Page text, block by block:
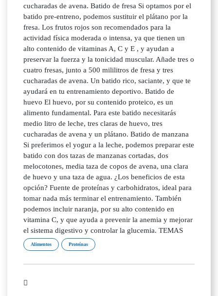
cucharadas de avena. Batido de fresa Si optamos por el
batido pre-entreno, podemos sustituir el plátano por la
fresa. Los frutos rojos son recomendados para la
actividad física moderada o intensa, ya que tienen un
alto contenido de vitaminas A, C y E , y ayudan a
preservar la fuerza y la tonicidad muscular. Añade tres o
cuatro fresas, junto a 500 mililitros de fresa y tres
cucharadas de avena. Un batido rico, saciante, y que te
ayudará en tu entrenamiento deportivo. Batido de
huevo El huevo, por su contenido proteico, es un
alimento fundamental. Para este batido necesitarás
medio litro de leche, tres claras de huevo, tres
cucharadas de avena y un plátano. Batido de manzana
Si preferimos el yogur a la leche, podemos preparar este
batido con dos tazas de manzanas cortadas, dos
melocotones, media taza de copos de avena, una clara
de huevo y una taza de agua. ¿Los beneficios de esta
opción? Fuente de proteínas y carbohidratos, ideal para
tomar nada más terminar el entrenamiento. También
podemos incluir naranja, por su alto contenido en
vitamina C, y que ayuda a prevenir la anemia y mejorar
el sistema digestivo y controlar la glucemia. TEMAS
Alimentos Proteínas